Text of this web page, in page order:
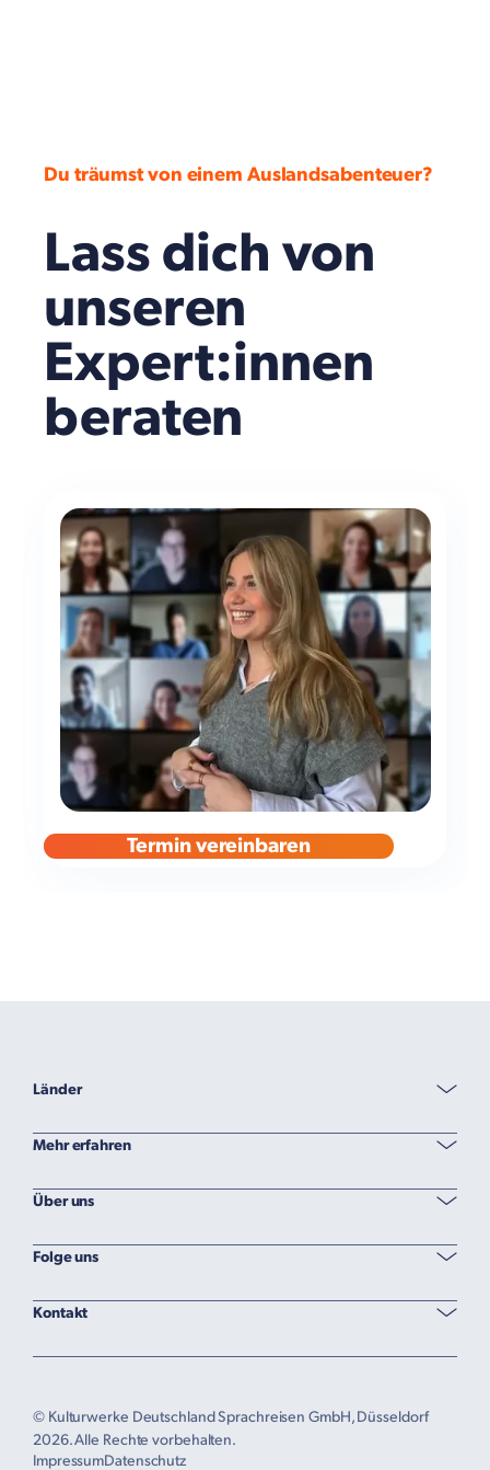
Du träumst von einem Auslandsabenteuer?
Lass dich von
unseren
Expert:innen
beraten
Termin vereinbaren
Länder
Mehr erfahren
Über uns
Folge uns
Kontakt
© Kulturwerke Deutschland Sprachreisen GmbH, Düsseldorf
2026. Alle Rechte vorbehalten.
ImpressumDatenschutz